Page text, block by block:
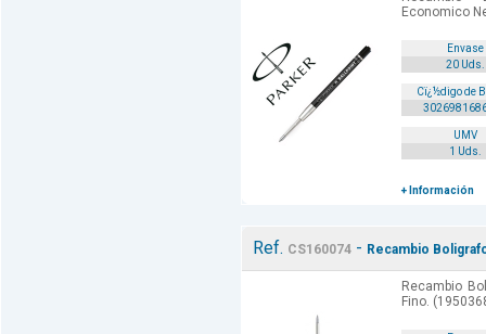
Economico
Envase
20 Uds.
Cï¿½digo de
UMV
1 Uds.
+ Información
Ref. CS160074 - Recambio
Recambio
Fino.